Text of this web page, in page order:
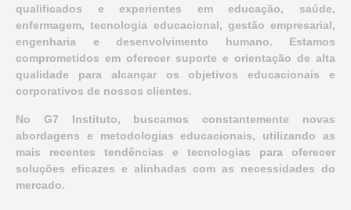
qualificados e experientes em educação, saúde,
enfermagem, tecnologia educacional, gestão empresarial,
engenharia e desenvolvimento humano. Estamos
comprometidos em oferecer suporte e orientação de alta
qualidade para alcançar os objetivos educacionais e
corporativos de nossos clientes.
No G7 Instituto, buscamos constantemente novas
abordagens e metodologias educacionais, utilizando as
mais recentes tendências e tecnologias para oferecer
soluções eficazes e alinhadas com as necessidades do
mercado.